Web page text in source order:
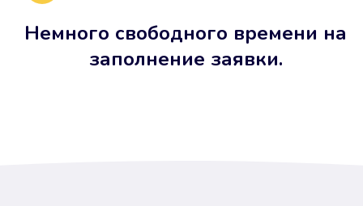
Немного свободного времени на
заполнение заявки.